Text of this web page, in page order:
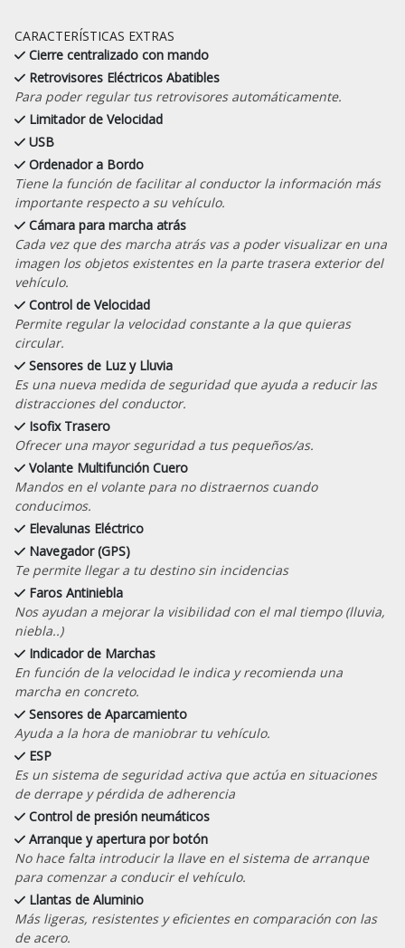
CARACTERÍSTICAS EXTRAS
Cierre centralizado con mando
Retrovisores Eléctricos Abatibles
Para poder regular tus retrovisores automáticamente.
Limitador de Velocidad
USB
Ordenador a Bordo
Tiene la función de facilitar al conductor la información más
importante respecto a su vehículo.
Cámara para marcha atrás
Cada vez que des marcha atrás vas a poder visualizar en una
imagen los objetos existentes en la parte trasera exterior del
vehículo.
Control de Velocidad
Permite regular la velocidad constante a la que quieras
circular.
Sensores de Luz y Lluvia
Es una nueva medida de seguridad que ayuda a reducir las
distracciones del conductor.
Isofix Trasero
Ofrecer una mayor seguridad a tus pequeños/as.
Volante Multifunción Cuero
Mandos en el volante para no distraernos cuando
conducimos.
Elevalunas Eléctrico
Navegador (GPS)
Te permite llegar a tu destino sin incidencias
Faros Antiniebla
Nos ayudan a mejorar la visibilidad con el mal tiempo (lluvia,
niebla..)
Indicador de Marchas
En función de la velocidad le indica y recomienda una
marcha en concreto.
Sensores de Aparcamiento
Ayuda a la hora de maniobrar tu vehículo.
ESP
Es un sistema de seguridad activa que actúa en situaciones
de derrape y pérdida de adherencia
Control de presión neumáticos
Arranque y apertura por botón
No hace falta introducir la llave en el sistema de arranque
para comenzar a conducir el vehículo.
Llantas de Aluminio
Más ligeras, resistentes y eficientes en comparación con las
de acero.